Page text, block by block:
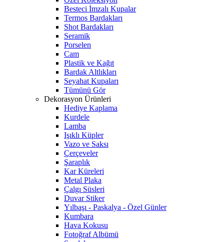
Besteci İmzalı Kupalar
Termos Bardakları
Shot Bardakları
Seramik
Porselen
Cam
Plastik ve Kağıt
Bardak Altlıkları
Seyahat Kupaları
Tümünü Gör
Dekorasyon Ürünleri
Hediye Kaplama
Kurdele
Lamba
Işıklı Küpler
Vazo ve Saksı
Çerçeveler
Şaraplık
Kar Küreleri
Metal Plaka
Çalgı Süsleri
Duvar Stiker
Yılbaşı - Paskalya - Özel Günler
Kumbara
Hava Kokusu
Fotoğraf Albümü